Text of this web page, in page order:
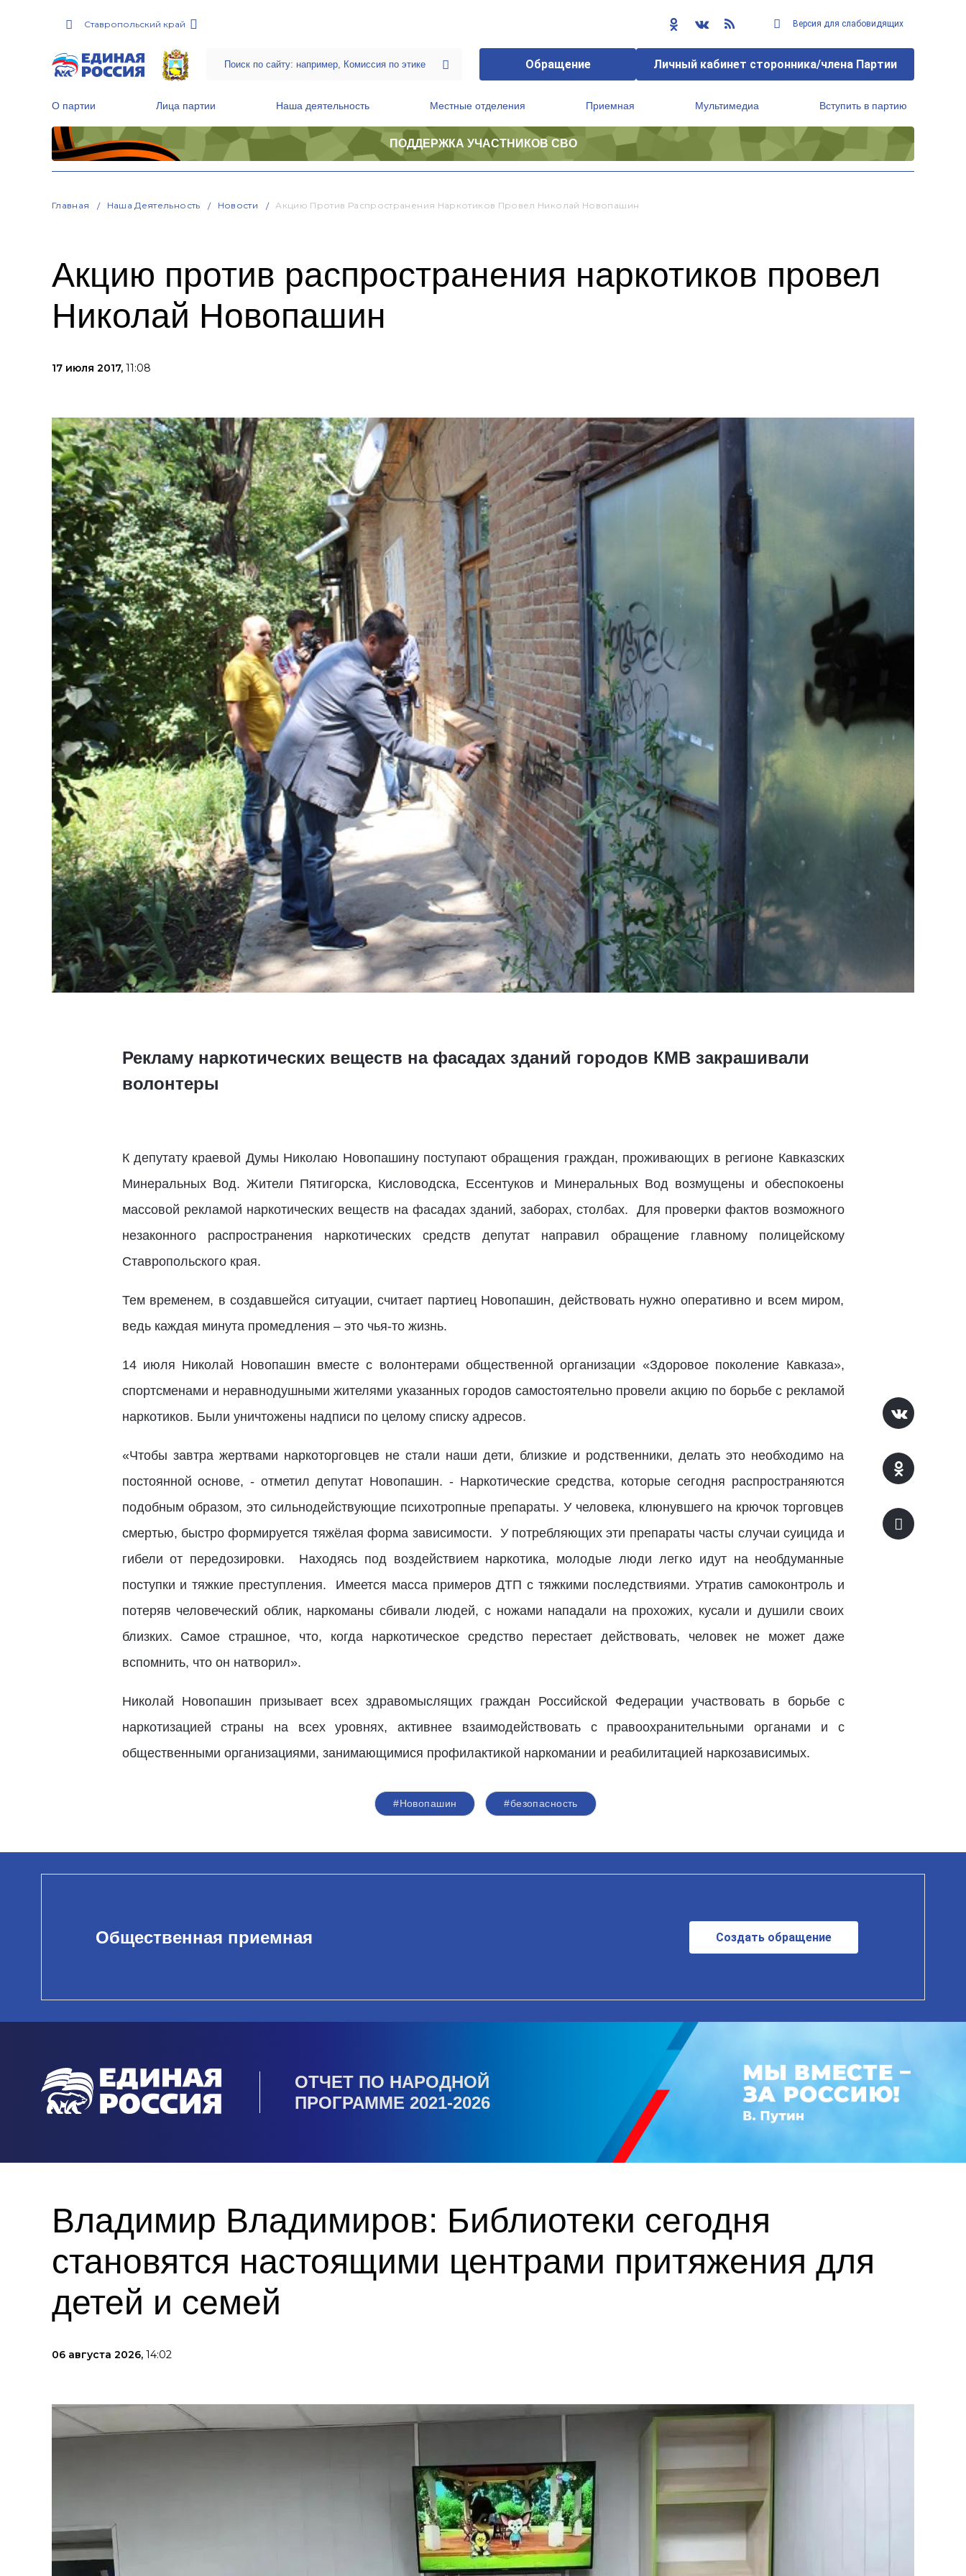
Ставропольский край Версия для слабовидящих
Обращение Личный кабинет сторонника/члена Партии
О партии Лица партии Наша деятельность Местные отделения Приемная Мультимедиа Вступить в партию
ПОДДЕРЖКА УЧАСТНИКОВ СВО
Главная Наша Деятельность Новости Акцию Против Распространения Наркотиков Провел Николай Новопашин
Акцию против распространения наркотиков провел
Николай Новопашин
17 июля 2017, 11:08
Рекламу наркотических веществ на фасадах зданий городов КМВ закрашивали
волонтеры
К депутату краевой Думы Николаю Новопашину поступают обращения граждан, проживающих в регионе Кавказских
Минеральных Вод. Жители Пятигорска, Кисловодска, Ессентуков и Минеральных Вод возмущены и обеспокоены
массовой рекламой наркотических веществ на фасадах зданий, заборах, столбах. Для проверки фактов возможного
незаконного распространения наркотических средств депутат направил обращение главному полицейскому
Ставропольского края.
Тем временем, в создавшейся ситуации, считает партиец Новопашин, действовать нужно оперативно и всем миром,
ведь каждая минута промедления – это чья-то жизнь.
14 июля Николай Новопашин вместе с волонтерами общественной организации «Здоровое поколение Кавказа»,
спортсменами и неравнодушными жителями указанных городов самостоятельно провели акцию по борьбе с рекламой
наркотиков. Были уничтожены надписи по целому списку адресов.
«Чтобы завтра жертвами наркоторговцев не стали наши дети, близкие и родственники, делать это необходимо на
постоянной основе, - отметил депутат Новопашин. - Наркотические средства, которые сегодня распространяются
подобным образом, это сильнодействующие психотропные препараты. У человека, клюнувшего на крючок торговцев
смертью, быстро формируется тяжёлая форма зависимости. У потребляющих эти препараты часты случаи суицида и
гибели от передозировки. Находясь под воздействием наркотика, молодые люди легко идут на необдуманные
поступки и тяжкие преступления. Имеется масса примеров ДТП с тяжкими последствиями. Утратив самоконтроль и
потеряв человеческий облик, наркоманы сбивали людей, с ножами нападали на прохожих, кусали и душили своих
близких. Самое страшное, что, когда наркотическое средство перестает действовать, человек не может даже
вспомнить, что он натворил».
Николай Новопашин призывает всех здравомыслящих граждан Российской Федерации участвовать в борьбе с
наркотизацией страны на всех уровнях, активнее взаимодействовать с правоохранительными органами и с
общественными организациями, занимающимися профилактикой наркомании и реабилитацией наркозависимых.
#Новопашин #безопасность
Общественная приемная Создать обращение
ОТЧЕТ ПО НАРОДНОЙ
ПРОГРАММЕ 2021-2026
Владимир Владимиров: Библиотеки сегодня
становятся настоящими центрами притяжения для
детей и семей
06 августа 2026, 14:02